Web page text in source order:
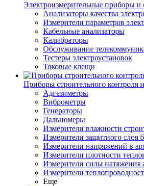
Электроизмерительные приборы и
Анализаторы качества
Измерители параметров
Кабельные анализаторы
Калибраторы
Обслуживание
Тестеры электроустановок
Токовые клещи
Приборы строительного контроля
Адгезиметры
Виброметры
Генераторы
Дальномеры
Измерители влажности
Измерители защитного слоя
Измерители напряжений в
Измерители плотности
Измерители силы натяжения
Измерители
Еще